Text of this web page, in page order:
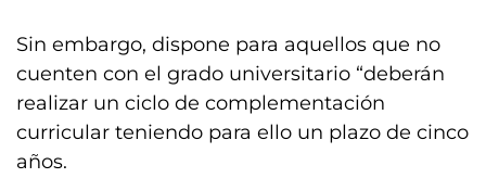
Sin embargo, dispone para aquellos que no
cuenten con el grado universitario “deberán
realizar un ciclo de complementación
curricular teniendo para ello un plazo de cinco
años.